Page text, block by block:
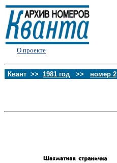
О проекте
Квант >> 1981 год >> номер 2